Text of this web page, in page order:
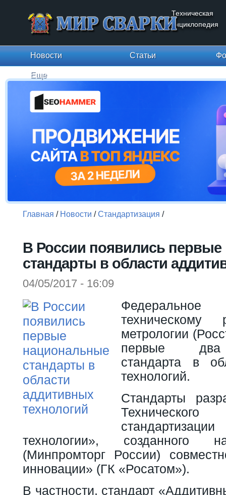
Техническая
энциклопедия
Новости Статьи
Еще
Главная / Новости /Стандартизация /
В России появились
стандарты в области
04/05/2017 - 16:09
техническому
метрологии
первые два
стандарта в
технологий.
Стандарты
технологии»,
(Минпромторг России)
инновации» (ГК «Росатом»).
В частности, стандарт